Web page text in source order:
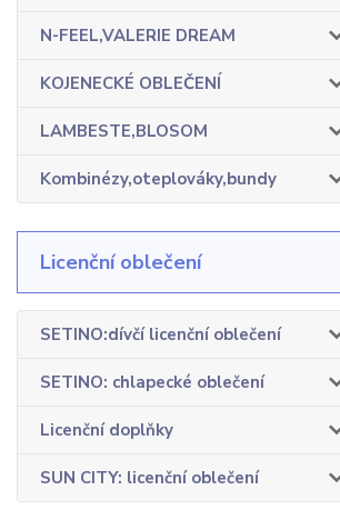
N-FEEL,VALERIE DREAM
KOJENECKÉ OBLEČENÍ
LAMBESTE,BLOSOM
Kombinézy,oteplováky,bundy
Licenční oblečení
SETINO:dívčí licenční oblečení
SETINO: chlapecké oblečení
Licenční doplňky
SUN CITY: licenční oblečení